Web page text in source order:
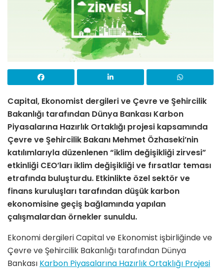
Capital, Ekonomist dergileri ve Çevre ve Şehircilik
Bakanlığı tarafından Dünya Bankası Karbon
Piyasalarına Hazırlık Ortaklığı projesi kapsamında
Çevre ve Şehircilik Bakanı Mehmet Özhaseki’nin
katılımlarıyla düzenlenen “iklim değişikliği zirvesi”
etkinliği CEO’ları iklim değişikliği ve fırsatlar teması
etrafında buluşturdu. Etkinlikte özel sektör ve
finans kuruluşları tarafından düşük karbon
ekonomisine geçiş bağlamında yapılan
çalışmalardan örnekler sunuldu.
Ekonomi dergileri Capital ve Ekonomist işbirliğinde ve
Çevre ve Şehircilik Bakanlığı tarafından Dünya
Bankası Karbon Piyasalarına Hazırlık Ortaklığı Projesi